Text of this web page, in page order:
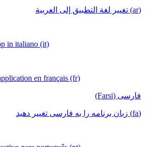
(ar) تغيير لغة التطبيق إلى العربية
in italiano (it)
en français (fr)
فارسی (Farsi)
(fa) زبان برنامه را به فارسی تغییر دهید